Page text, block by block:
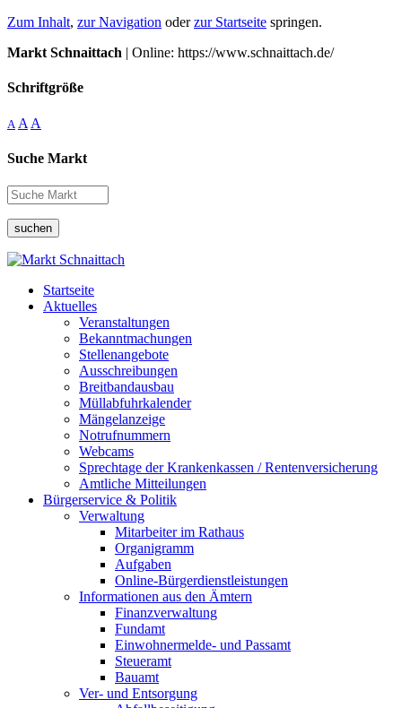
Zum Inhalt, zur Navigation oderzur Startseite springen.
Markt Schnaittach | Online: https://www.schnaittach.de/
Schriftgröße
A A A
Suche Markt
suchen
Startseite
Aktuelles
Veranstaltungen
Bekanntmachungen
Stellenangebote
Ausschreibungen
Breitbandausbau
Müllabfuhrkalender
Mängelanzeige
Notrufnummern
Webcams
Sprechtage der Krankenkassen / Rentenversicherung
Amtliche Mitteilungen
Bürgerservice & Politik
Verwaltung
Mitarbeiter im Rathaus
Organigramm
Aufgaben
Online-Bürgerdienstleistungen
Informationen aus den Ämtern
Finanzverwaltung
Fundamt
Einwohnermelde- und Passamt
Steueramt
Bauamt
Ver- und Entsorgung